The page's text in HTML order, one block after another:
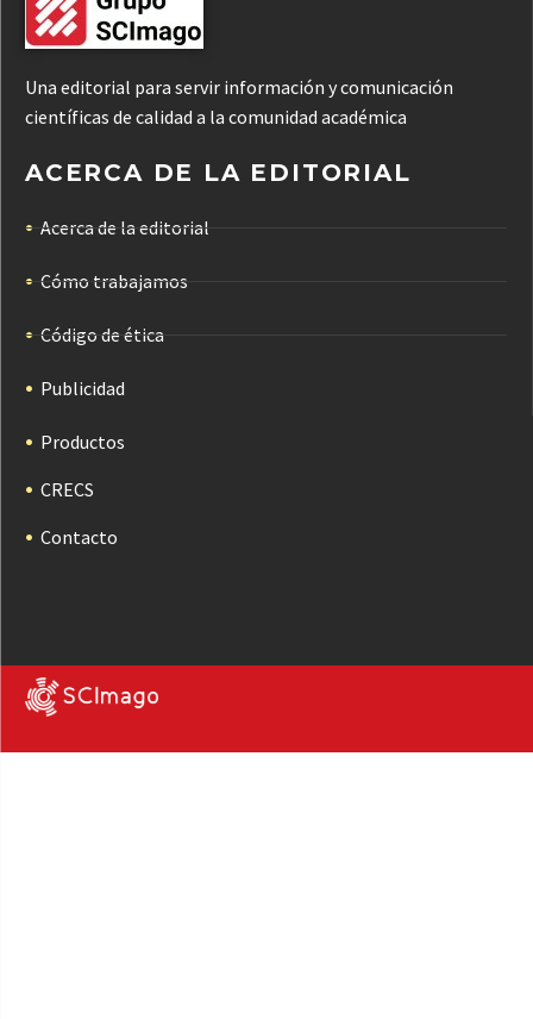
Una editorial para servir información y comunicación
científicas de calidad a la comunidad académica
ACERCA DE LA EDITORIAL
Acerca de la editorial
Cómo trabajamos
Código de ética
Publicidad
Productos
CRECS
Contacto